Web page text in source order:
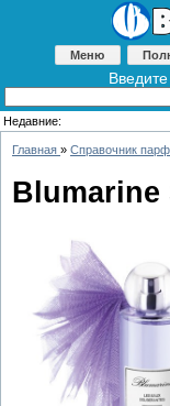
Меню
Недавние:
Главная » Справочник
Blumarine